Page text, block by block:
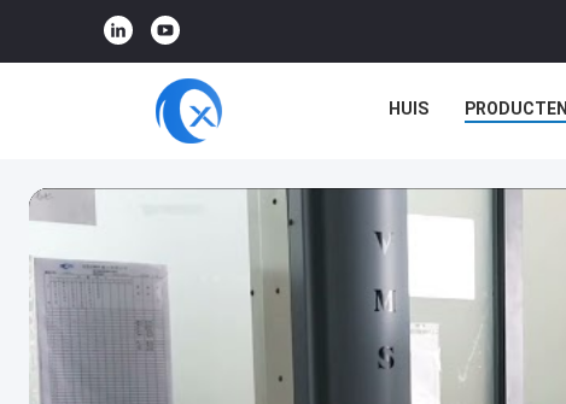
HUIS PRODUCTEN